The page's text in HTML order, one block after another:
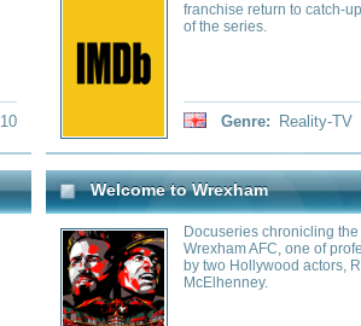
Docuseries chronicling the purchase and stewardship of
Wrexham AFC, one of professional football's oldest clubs,
Reality-TV
8.3 / 10
Ausgesetzt in der Wildnis von Schweden / Panama
kämpfen sieben Kandidaten sieben Tage ums Überleben.
Jeder muss mit sieben vorher ausgewählten
Gegenständen und der Kleidung am Körper auskommen.
Wer nach sieben Tagen noch übrig ist und die meisten
Punkte in den Tageschallenges gesammelt hat, ist der
Gewinner. Keine Kamerateams, kein Kontakt zur
Außenwelt, vollkommene Isolation.
Genre: Reality-TV